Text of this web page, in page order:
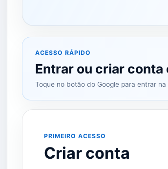
ACESSO RÁPIDO
Entrar ou criar conta
Toque no botão do Google para entrar
PRIMEIRO ACESSO
Criar conta